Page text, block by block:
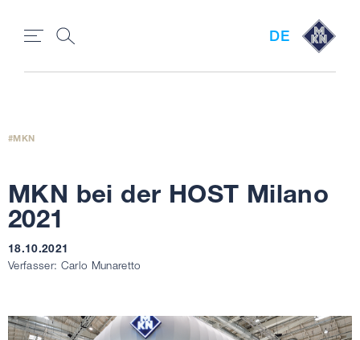
DE
MKN
MKN bei der HOST Milano
2021
18.10.2021
Verfasser: Carlo Munaretto